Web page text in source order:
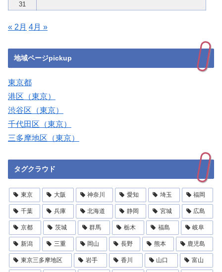
31
« 2月 4月 »
地域ページpickup
東京都
港区（東京）
渋谷区（東京）
千代田区（東京）
三多摩地区（東京）
タグクラウド
東京 大阪 神奈川 愛知 埼玉 福岡
千葉 兵庫 北海道 静岡 宮城 広島
京都 茨城 群馬 栃木 福島 岐阜
新潟 三重 岡山 長野 熊本 鹿児島
東京三多摩地区 岩手 香川 山口 富山